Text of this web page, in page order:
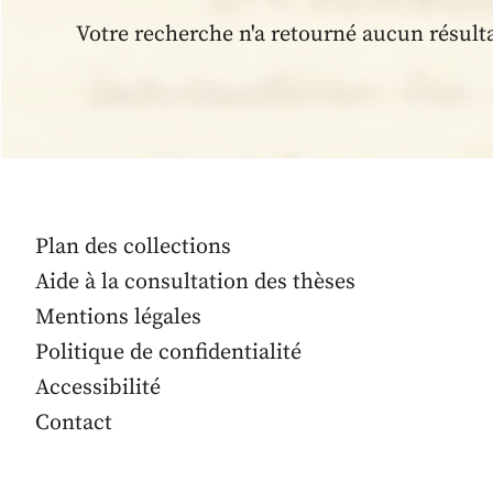
Votre recherche n'a retourné aucun
Plan des collections
Aide à la consultation des thèses
Mentions légales
Politique de confidentialité
Accessibilité
Contact